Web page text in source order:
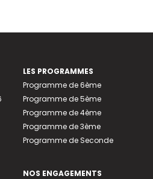
LES PROGRAMMES
Programme de 6ème
Programme de 5ème
Programme de 4ème
Programme de 3ème
Programme de Seconde
NOS ENGAGEMENTS